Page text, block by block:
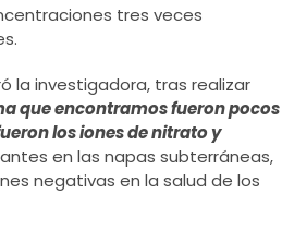
tres veces
la investigadora, tras realizar
que encontramos fueron pocos
los iones de nitrato y
en las napas subterráneas,
negativas en la salud de los